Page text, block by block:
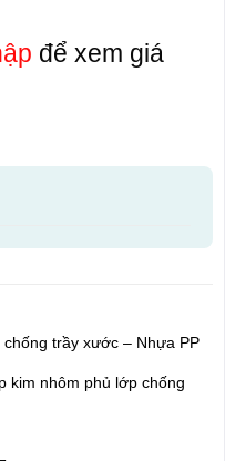
để xem giá
trầy xước – Nhựa PP
kim nhôm phủ lớp chống